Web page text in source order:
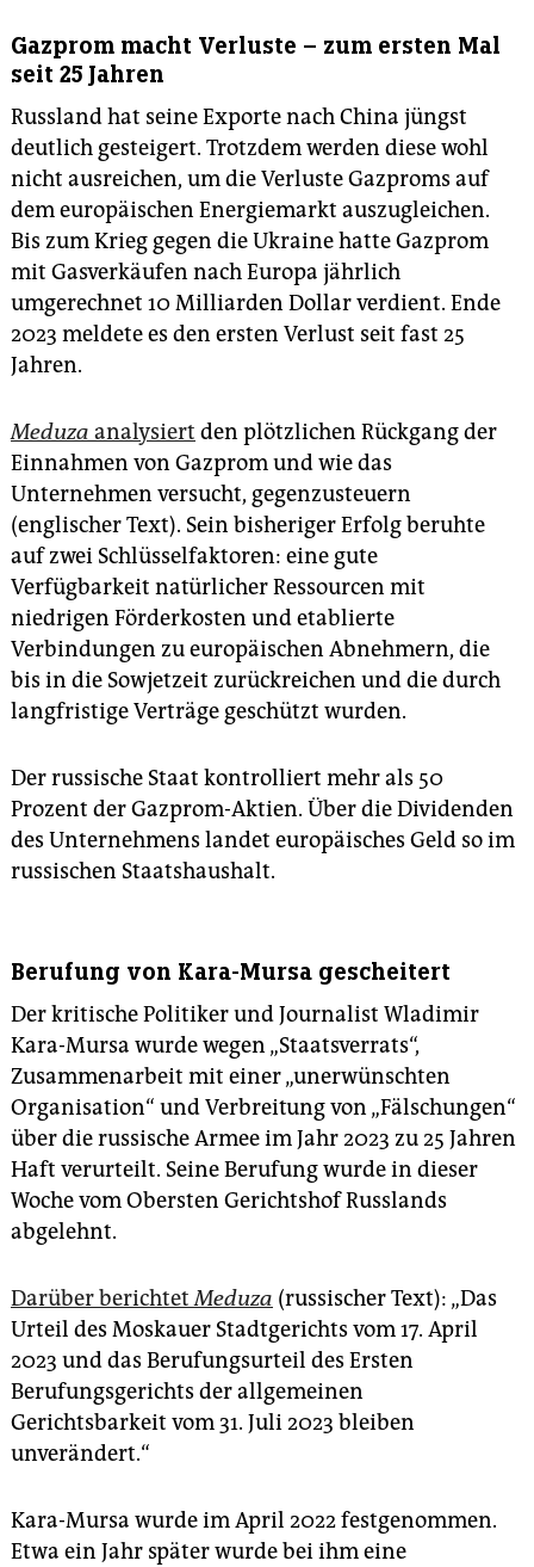
Gazprom macht Verluste – zum ersten Mal
seit 25 Jahren
Russland hat seine Exporte nach China jüngst
deutlich gesteigert. Trotzdem werden diese wohl
nicht ausreichen, um die Verluste Gazproms auf
dem europäischen Energiemarkt auszugleichen.
Bis zum Krieg gegen die Ukraine hatte Gazprom
mit Gasverkäufen nach Europa jährlich
umgerechnet 10 Milliarden Dollar verdient. Ende
2023 meldete es den ersten Verlust seit fast 25
Jahren.
Meduza analysiert den plötzlichen Rückgang der
Einnahmen von Gazprom und wie das
Unternehmen versucht, gegenzusteuern
(englischer Text). Sein bisheriger Erfolg beruhte
auf zwei Schlüsselfaktoren: eine gute
Verfügbarkeit natürlicher Ressourcen mit
niedrigen Förderkosten und etablierte
Verbindungen zu europäischen Abnehmern, die
bis in die Sowjetzeit zurückreichen und die durch
langfristige Verträge geschützt wurden.
Der russische Staat kontrolliert mehr als 50
Prozent der Gazprom-Aktien. Über die Dividenden
des Unternehmens landet europäisches Geld so im
russischen Staatshaushalt.
Berufung von Kara-Mursa gescheitert
Der kritische Politiker und Journalist Wladimir
Kara-Mursa wurde wegen „Staatsverrats“,
Zusammenarbeit mit einer „unerwünschten
Organisation“ und Verbreitung von „Fälschungen“
über die russische Armee im Jahr 2023 zu 25 Jahren
Haft verurteilt. Seine Berufung wurde in dieser
Woche vom Obersten Gerichtshof Russlands
abgelehnt.
Darüber berichtetMeduza (russischer Text): „Das
Urteil des Moskauer Stadtgerichts vom 17. April
2023 und das Berufungsurteil des Ersten
Berufungsgerichts der allgemeinen
Gerichtsbarkeit vom 31. Juli 2023 bleiben
unverändert.“
Kara-Mursa wurde im April 2022 festgenommen.
Etwa ein Jahr später wurde bei ihm eine